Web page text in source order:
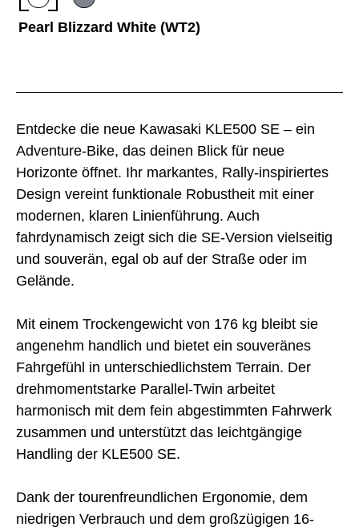
Entdecke die neue Kawasaki KLE500 SE – ein
Adventure-Bike, das deinen Blick für neue
Horizonte öffnet. Ihr markantes, Rally-inspiriertes
Design vereint funktionale Robustheit mit einer
modernen, klaren Linienführung. Auch
fahrdynamisch zeigt sich die SE-Version vielseitig
und souverän, egal ob auf der Straße oder im
Gelände.
Mit einem Trockengewicht von 176 kg bleibt sie
angenehm handlich und bietet ein souveränes
Fahrgefühl in unterschiedlichstem Terrain. Der
drehmomentstarke Parallel-Twin arbeitet
harmonisch mit dem fein abgestimmten Fahrwerk
zusammen und unterstützt das leichtgängige
Handling der KLE500 SE.
Dank der tourenfreundlichen Ergonomie, dem
niedrigen Verbrauch und dem großzügigen 16-
Pearl Blizzard White (WT2)